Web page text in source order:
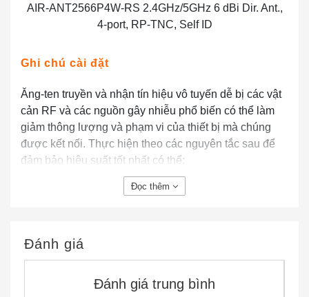
AIR-ANT2566P4W-RS 2.4GHz/5GHz 6 dBi Dir. Ant.,
4-port, RP-TNC, Self ID
Ghi chú cài đặt
Ăng-ten truyền và nhận tín hiệu vô tuyến dễ bị các vật
cản RF và các nguồn gây nhiễu phổ biến có thể làm
giảm thông lượng và phạm vi của thiết bị mà chúng
được kết nối. Thực hiện theo các nguyên tắc sau để
đảm bảo hiệu suất tốt nhất có thể:
Lắp đặt ăng ten theo chiều dọc và gắn nó với các
dẫn sưởi và điều hòa không khí, giàn trần lớn, cấu
trúc thượng tầng của tòa nhà và đường dây cáp
cứng để hạ ăng-ten ra khỏi các vật cản này.
Đọc thêm
Đánh giá
Đánh giá trung bình